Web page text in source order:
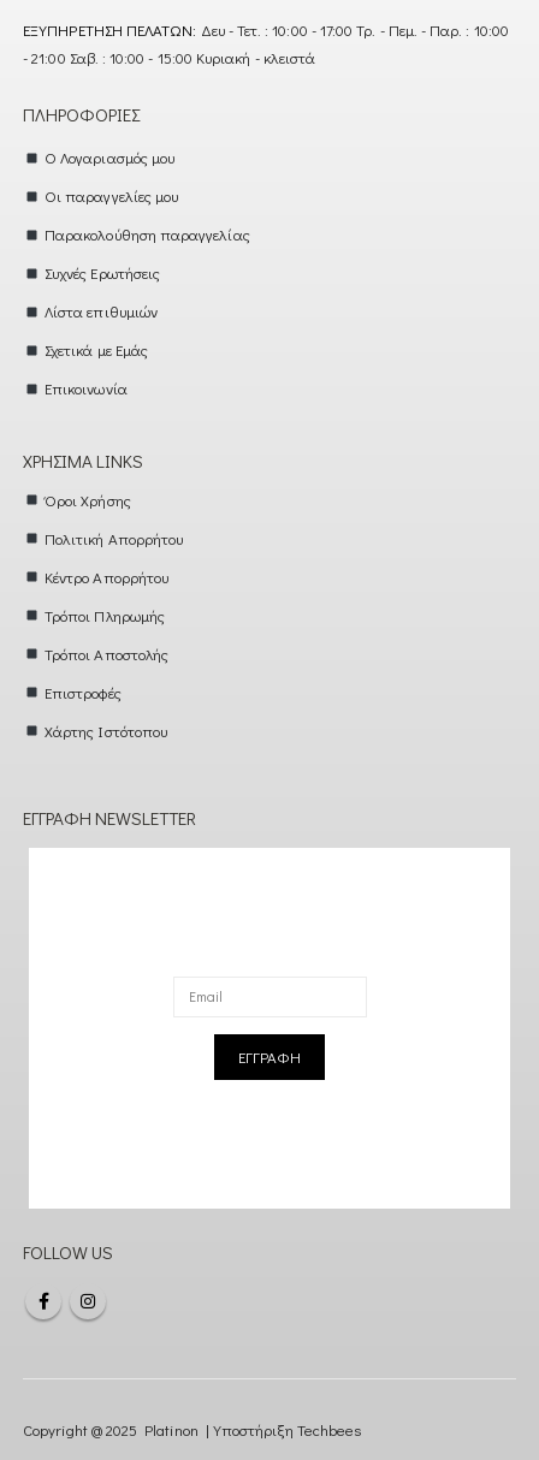
ΕΞΥΠΗΡΈΤΗΣΗ ΠΕΛΑΤΏΝ: Δευ - Τετ. : 10:00 - 17:00 Τρ. - Πεμ. - Παρ. : 10:00
- 21:00 Σαβ. : 10:00 - 15:00 Κυριακή - κλειστά
ΠΛΗΡΟΦΟΡΊΕΣ
Ο Λογαριασμός μου
Οι παραγγελίες μου
Παρακολούθηση παραγγελίας
Συχνές Ερωτήσεις
Λίστα επιθυμιών
Σχετικά με Εμάς
Επικοινωνία
ΧΡΉΣΙΜΑ LINKS
Όροι Χρήσης
Πολιτική Απορρήτου
Κέντρο Απορρήτου
Τρόποι Πληρωμής
Τρόποι Αποστολής
Επιστροφές
Χάρτης Ιστότοπου
ΕΓΓΡΑΦΉ NEWSLETTER
ΕΓΓΡΑΦΗ
FOLLOW US
Copyright @ 2025 Platinon | Υποστήριξη Techbees